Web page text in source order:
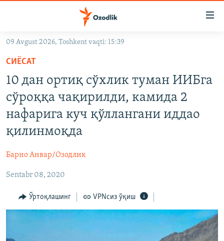
Асосий
ўтинг
Қидиришга
ўтинг
OZODARXIV
На русском
Озодлик бошқа тилларда
09 Avgust 2026, Toshkent vaqti: 15:39
СИЁСАТ
10 дан ортиқ сўхлик туман ИИБга
сўроққа чақирилди, камида 2
нафарига куч қўллангани иддао
қилинмоқда
Барно Анвар/Озодлик
Sentabr 08, 2020
Ўртоқлашинг VPNсиз ўқиш